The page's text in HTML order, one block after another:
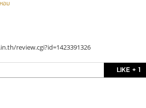
อม
review.cgi?id=1423391326
LIKE + 1